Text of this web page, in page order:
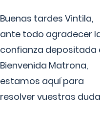
Buenas tardes Vintila,
ante todo agradecer
confianza depositada
Bienvenida Matrona,
estamos aquí para
resolver vuestras